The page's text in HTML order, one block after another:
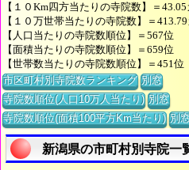
【１０Km四方当たりの寺院数】＝
【１０万世帯当たりの寺院数】＝
【人口当たりの寺院数順位】＝567位
【面積当たりの寺院数順位】＝659位
【世帯数当たりの寺院数順位】＝451位
市区町村別寺院数ランキング 別窓
寺院数順位(人口10万人当たり) 別窓
寺院数順位(面積100平方Km当たり) 別
新潟県の市町村別寺院一